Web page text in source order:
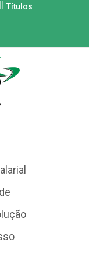
Títulos